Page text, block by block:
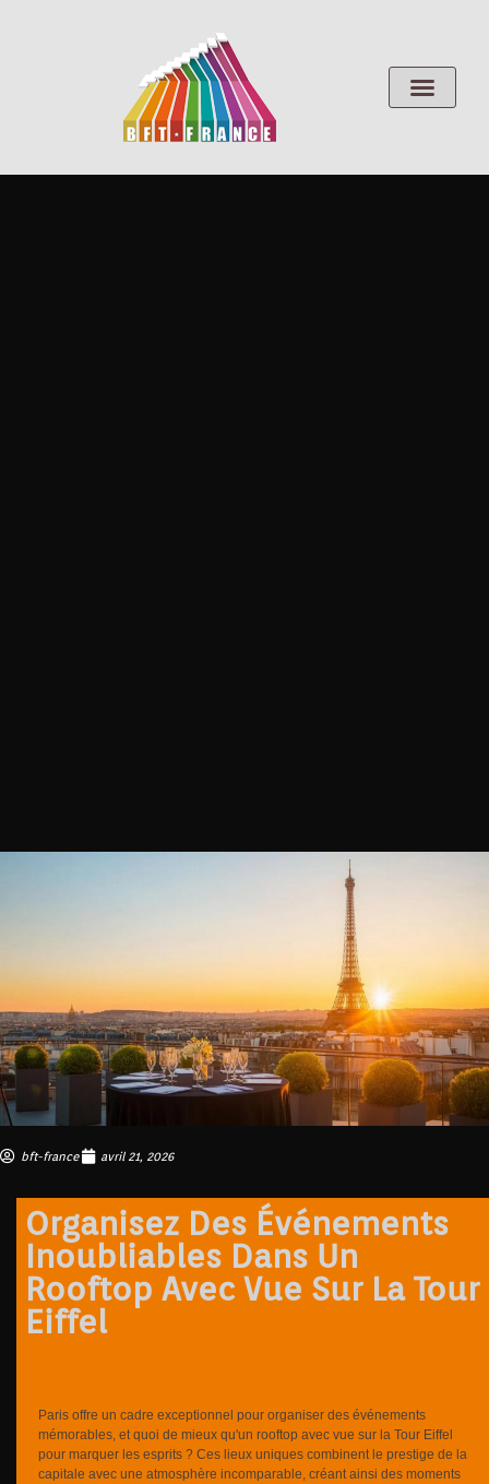
bft-france avril 21, 2026
Organisez Des Événements
Inoubliables Dans Un
Rooftop Avec Vue Sur La Tour
Eiffel
Paris offre un cadre exceptionnel pour organiser des événements
mémorables, et quoi de mieux qu'un rooftop avec vue sur la Tour Eiffel
pour marquer les esprits ? Ces lieux uniques combinent le prestige de la
capitale avec une atmosphère incomparable, créant ainsi des moments